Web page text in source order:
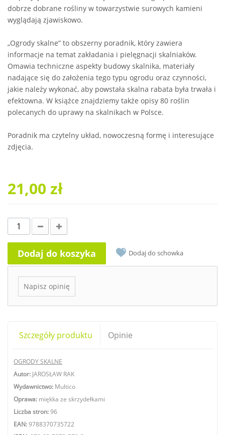
dobrze dobrane rośliny w towarzystwie surowych kamieni
wyglądają zjawiskowo.
„Ogrody skalne” to obszerny poradnik, który zawiera
informacje na temat zakładania i pielęgnacji skalniaków.
Omawia techniczne aspekty budowy skalnika, materiały
nadające się do założenia tego typu ogrodu oraz czynności,
jakie należy wykonać, aby powstała skalna rabata była trwała i
efektowna. W książce znajdziemy także opisy 80 roślin
polecanych do uprawy na skalnikach w Polsce.
Poradnik ma czytelny układ, nowoczesną formę i interesujące
zdjęcia.
21,00 zł
Dodaj do koszyka Dodaj do schowka
Napisz opinię
Szczegóły produktu Opinie
OGRODY SKALNE
Autor: JAROSŁAW RAK
Wydawnictwo: Multico
Oprawa: miękka ze skrzydełkami
Liczba stron:96
EAN:9788370735722